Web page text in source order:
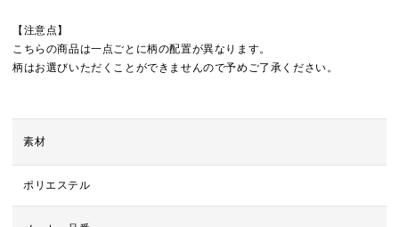
【注意点】
こちらの商品は一点ごとに柄の配置が異なります。
柄はお選びいただくことができませんので予めご了承ください。
素材
ポリエステル